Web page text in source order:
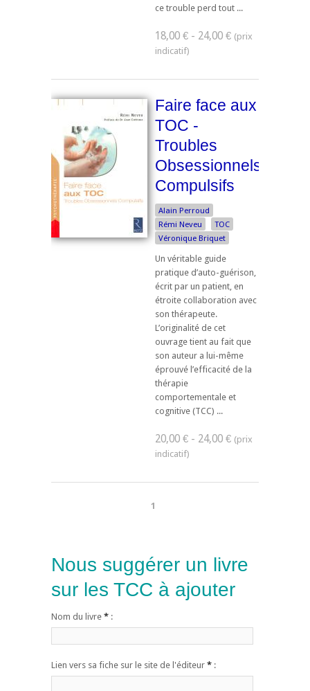
ce trouble perd tout ...
18,00 € - 24,00 €
Faire face aux
TOC -
Troubles
Obsessionnels
Compulsifs
Alain Perroud
Rémi Neveu
TOC
Véronique Briquet
Un véritable guide
pratique d’auto-guérison,
écrit par un patient, en
étroite collaboration avec
son thérapeute.
L’originalité de cet
ouvrage tient au fait que
son auteur a lui-même
éprouvé l’efficacité de la
thérapie
comportementale et
cognitive (TCC) ...
20,00 € - 24,00 €
1
Nous suggérer un livre
sur les TCC à ajouter
Nom du livre * :
Lien vers sa fiche sur le site de l'éditeur * :